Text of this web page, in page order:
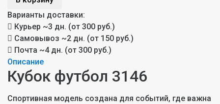
Варианты доставки:
Курьер ~3 дн. (от 300 руб.)
Самовывоз ~2 дн. (от 150 руб.)
Почта ~4 дн. (от 300 руб.)
Описание
Кубок футбол 3146
Спортивная модель создана для событий, где важна